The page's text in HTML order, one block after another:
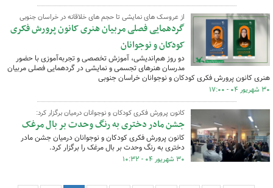
از عروسک های نمایشی تا حجم های خلاقانه در خراسان جنوبی
گردهمایی فصلی مربیان هنری کانون پرورش فکری
کودکان و نوجوانان
دو روز هم‌اندیشی، آموزش تخصصی و تجربه‌آموزی با حضور
مدرسان هنرهای تجسمی و نمایشی در گردهمایی فصلی مربیان
هنری کانون پرورش فکری کودکان و نوجوانان خراسان جنوبی
۳۰ شهریور ۰۴ - ۱۷:۰۰
کانون پرورش فکری کودکان و نوجوانان درمیان برگزار کرد:
جشن مادر دختری به رنگ وحدت بر بال مرغک
کانون پرورش فکری کودکان و نوجوانان درمیان جشن مادر
دختری به رنگ وحدت بر بال مرغک را برگزار کرد.
۳۰ شهریور ۰۴ - ۱۰:۳۲